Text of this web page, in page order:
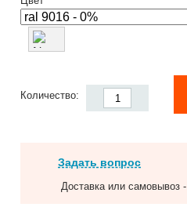
Количество:
Задать вопрос
Доставка или самовывоз -